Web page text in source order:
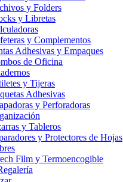
y Folders
y Libretas
y Complementos
Adhesivas y Empaques
de Oficina
y Tijeras
Adhesivas
y Perforadoras
y Tableros
y Protectores de Hojas
Film y Termoencogible